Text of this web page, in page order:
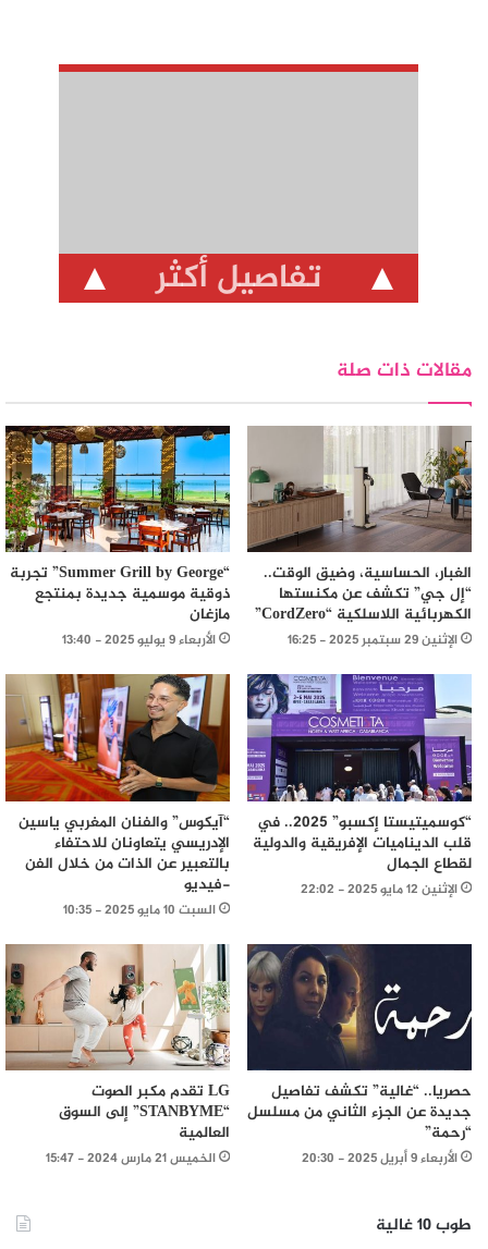
تفاصيل أكثر
مقالات ذات صلة
الغبار، الحساسية، وضيق الوقت..
“إل جي” تكشف عن مكنستها
الكهربائية اللاسلكية “CordZero”
الإثنين 29 سبتمبر 2025 - 16:25
“Summer Grill by George” تجربة
ذوقية موسمية جديدة بمنتجع
مازغان
الأربعاء 9 يوليو 2025 - 13:40
“كوسميتيستا إكسبو” 2025.. في
قلب الديناميات الإفريقية والدولية
لقطاع الجمال
الإثنين 12 مايو 2025 - 22:02
“آيكوس” والفنان المغربي ياسين
الإدريسي يتعاونان للاحتفاء
بالتعبير عن الذات من خلال الفن
-فيديو
السبت 10 مايو 2025 - 10:35
حصريا.. “غالية” تكشف تفاصيل
جديدة عن الجزء الثاني من مسلسل
“رحمة”
الأربعاء 9 أبريل 2025 - 20:30
LG تقدم مكبر الصوت
“STANBYME” إلى السوق
العالمية
الخميس 21 مارس 2024 - 15:47
طوب 10 غالية